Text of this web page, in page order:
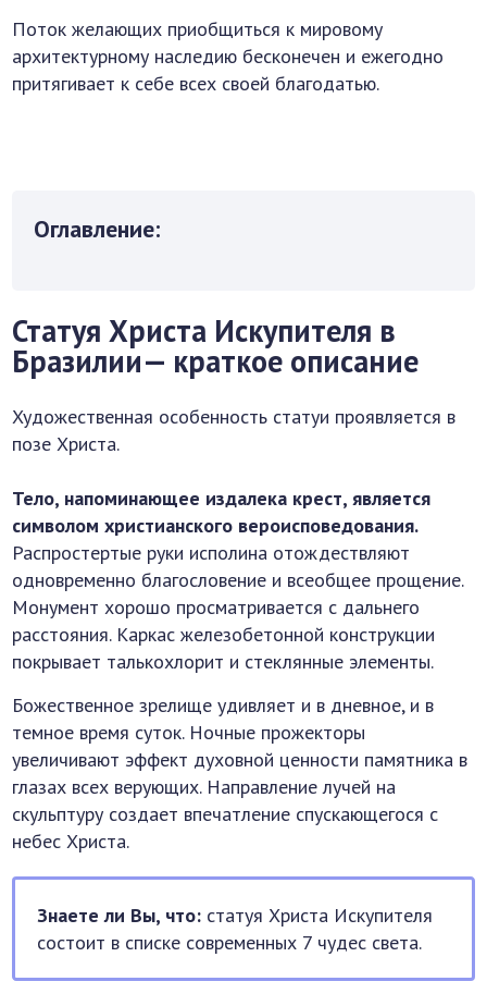
Поток желающих приобщиться к мировому
архитектурному наследию бесконечен и ежегодно
притягивает к себе всех своей благодатью.
Оглавление:
Статуя Христа Искупителя в
Бразилии— краткое описание
Художественная особенность статуи проявляется в
позе Христа.
Тело, напоминающее издалека крест, является
символом христианского вероисповедования.
Распростертые руки исполина отождествляют
одновременно благословение и всеобщее прощение.
Монумент хорошо просматривается с дальнего
расстояния. Каркас железобетонной конструкции
покрывает талькохлорит и стеклянные элементы.
Божественное зрелище удивляет и в дневное, и в
темное время суток. Ночные прожекторы
увеличивают эффект духовной ценности памятника в
глазах всех верующих. Направление лучей на
скульптуру создает впечатление спускающегося с
небес Христа.
Знаете ли Вы, что: статуя Христа Искупителя
состоит в списке современных 7 чудес света.